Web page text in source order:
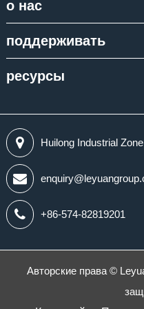
о нас
поддерживать
ресурсы
Huilong Industrial
+86-574-82819201
Авторские права ©